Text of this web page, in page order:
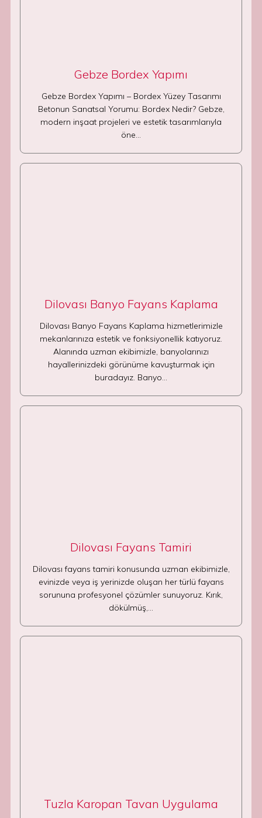
Gebze Bordex Yapımı
Gebze Bordex Yapımı – Bordex Yüzey Tasarımı
Betonun Sanatsal Yorumu: Bordex Nedir? Gebze,
modern inşaat projeleri ve estetik tasarımlarıyla
öne…
Dilovası Banyo Fayans Kaplama
Dilovası Banyo Fayans Kaplama hizmetlerimizle
mekanlarınıza estetik ve fonksiyonellik katıyoruz.
Alanında uzman ekibimizle, banyolarınızı
hayallerinizdeki görünüme kavuşturmak için
buradayız. Banyo…
Dilovası Fayans Tamiri
Dilovası fayans tamiri konusunda uzman ekibimizle,
evinizde veya iş yerinizde oluşan her türlü fayans
sorununa profesyonel çözümler sunuyoruz. Kırık,
dökülmüş,…
Tuzla Karopan Tavan Uygulama